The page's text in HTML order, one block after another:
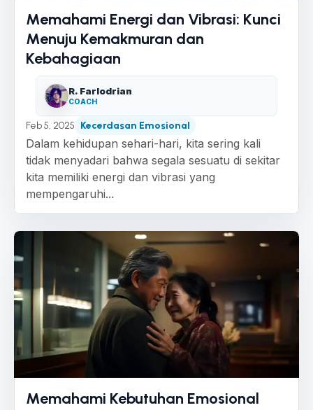
Memahami Energi dan Vibrasi: Kunci
Menuju Kemakmuran dan
Kebahagiaan
R. Farlodrian
COACH
Feb 5, 2025 Kecerdasan Emosional
Dalam kehidupan sehari-hari, kita sering kali
tidak menyadari bahwa segala sesuatu di sekitar
kita memiliki energi dan vibrasi yang
mempengaruhi...
Memahami Kebutuhan Emosional